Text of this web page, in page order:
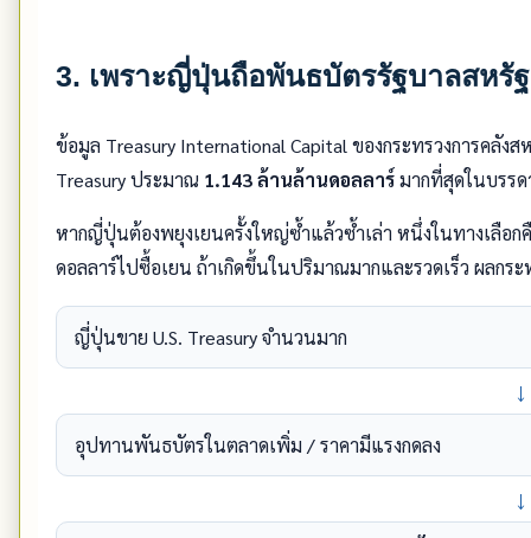
3. เพราะญี่ปุ่นถือพันธบัตรรัฐบาลสหรั
ข้อมูล Treasury International Capital ของกระทรวงการค
Treasury ประมาณ 1.143 ล้านล้านดอลลาร์มากที่สุดในบรรด
หากญี่ปุ่นต้องพยุงเยนครั้งใหญ่ซ้ำแล้วซ้ำเล่า หนึ่งในทางเลือ
ดอลลาร์ไปซื้อเยน ถ้าเกิดขึ้นในปริมาณมากและรวดเร็ว ผลก
ญี่ปุ่นขาย U.S. Treasury จำนวนมาก
↓
อุปทานพันธบัตรในตลาดเพิ่ม / ราคามีแรงกดลง
↓